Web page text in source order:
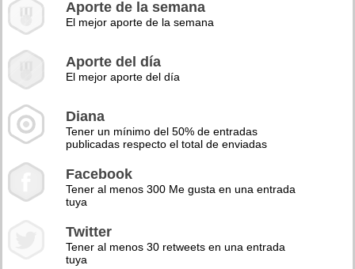
Aporte de la semana
El mejor aporte de la semana
Aporte del día
El mejor aporte del día
Diana
Tener un mínimo del 50% de entradas
publicadas respecto el total de enviadas
Facebook
Tener al menos 300 Me gusta en una entrada
tuya
Twitter
Tener al menos 30 retweets en una entrada
tuya